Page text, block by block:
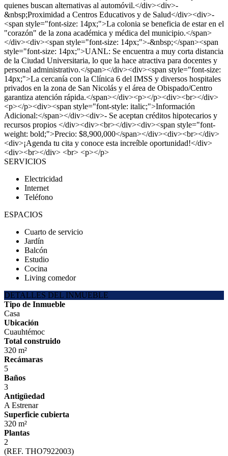
quienes buscan alternativas al automóvil.</div><div>-
&nbsp;Proximidad a Centros Educativos y de Salud</div><div>-
<span style="font-size: 14px;">La colonia se beneficia de estar en el
"corazón" de la zona académica y médica del municipio.</span>
</div><div><span style="font-size: 14px;">-&nbsp;</span><span
style="font-size: 14px;">UANL: Se encuentra a muy corta distancia
de la Ciudad Universitaria, lo que la hace atractiva para docentes y
personal administrativo.</span></div><div><span style="font-size:
14px;">La cercanía con la Clínica 6 del IMSS y diversos hospitales
privados en la zona de San Nicolás y el área de Obispado/Centro
garantiza atención rápida.</span></div><p></p><div><br></div>
<p></p><div><span style="font-style: italic;">Información
Adicional:</span></div><div>- Se aceptan créditos hipotecarios y
recursos propios </div><div><br></div><div><span style="font-
weight: bold;">Precio: $8,900,000</span></div><div><br></div>
<div>¡Agenda tu cita y conoce esta increíble oportunidad!</div>
<div><br></div> <br> <p></p>
SERVICIOS
Electricidad
Internet
Teléfono
ESPACIOS
Cuarto de servicio
Jardín
Balcón
Estudio
Cocina
Living comedor
DETALLES DEL INMUEBLE
Tipo de Inmueble
Casa
Ubicación
Cuauhtémoc
Total construido
320 m²
Recámaras
5
Baños
3
Antigüedad
A Estrenar
Superficie cubierta
320 m²
Plantas
2
(REF. THO7922003)